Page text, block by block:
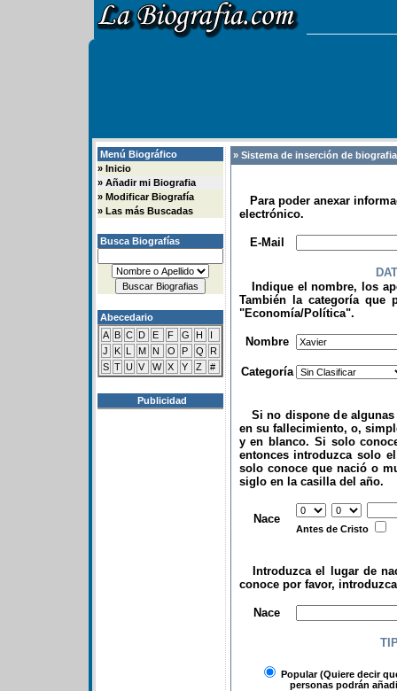
Menú Biográfico
» Inicio
» Añadir mi Biografia
» Modificar Biografía
» Las más Buscadas
Busca Biografías
Abecedario
A B C D E F G H
I
J
K L M N O P Q
R
S T U V W X Y Z #
Publicidad
» Sistema de inserción de
Para poder anexar
electrónico.
E-Mail
Indique el nombre, los
También la categoría que
"Economía/Política".
Nombre
Categoría
Si no dispone de algunas
en su fallecimiento, o,
y en blanco. Si solo
entonces introduzca solo
solo conoce que nació o
siglo en la casilla del año.
Nace
Antes de Cristo
Introduzca el lugar de
conoce por favor,
Nace
Popular(Quiere decir
personas podrán